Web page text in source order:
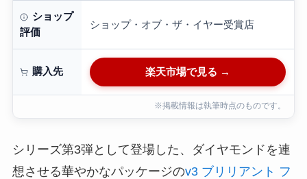
ショップ
評価
ショップ・オブ・ザ・イヤー受賞店
購入先 楽天市場で見る →
※掲載情報は執筆時点のものです。
シリーズ第3弾として登場した、ダイヤモンドを連
想させる華やかなパッケージのv3 ブリリアント フ